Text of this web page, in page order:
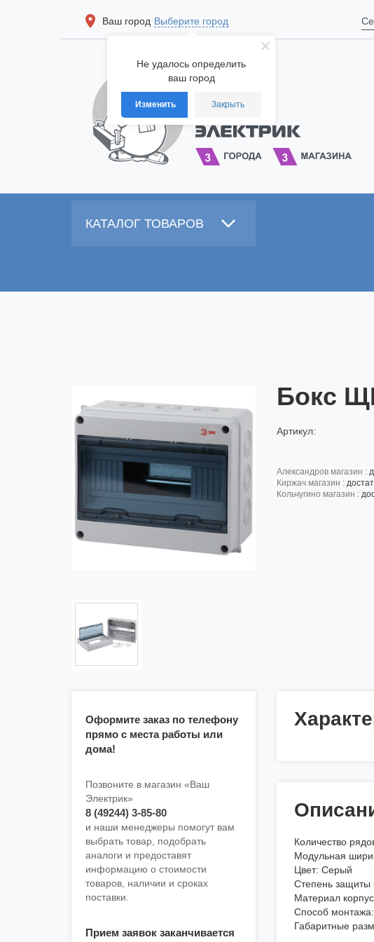
Не удалось определить
ваш город
Изменить Закрыть
Ваш город Выберите город
КАТАЛОГ ТОВАРОВ
Бокс
Артикул:
александров магазин :
киржач магазин :
кольчугино магазин :
Оформите заказ по телефону
прямо с места работы или
дома!
Позвоните в магазин «Ваш
Электрик»
8 (49244) 3-85-80
и наши менеджеры помогут вам
выбрать товар, подобрать
аналоги и предоставят
информацию о стоимости
товаров, наличии и сроках
поставки.
Прием заявок заканчивается
Количество
Модульная
Цвет: Серый
Степень защиты
Материал
Способ монтажа:
Габаритные